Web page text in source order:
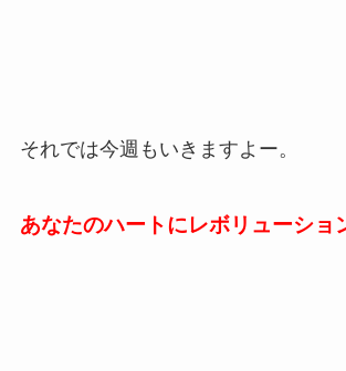
それでは今週もいきますよー。
あなたのハートにレボリューショ